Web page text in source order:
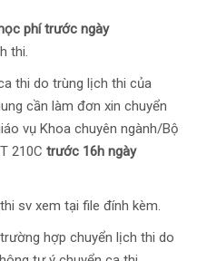
phí trước ngày
thi.
thi do trùng lịch thi của
cần làm đơn xin chuyển
vụ Khoa chuyên ngành/Bộ
210C trước 16h ngày
sv xem tại file đính kèm.
hợp chuyển lịch thi do